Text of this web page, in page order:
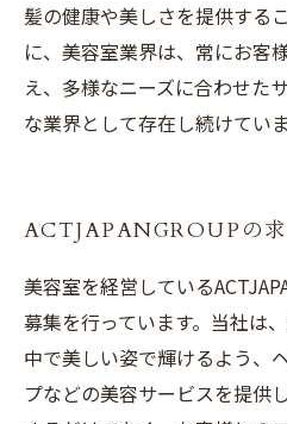
髪の健康や美しさを提供する
に、美容室業界は、常にお客
え、多様なニーズに合わせた
な業界として存在し続けていま
ACTJAPANGROUPの求
美容室を経営している
募集を行っています。当社は
中で美しい姿で輝けるよう、
プなどの美容サービスを提供